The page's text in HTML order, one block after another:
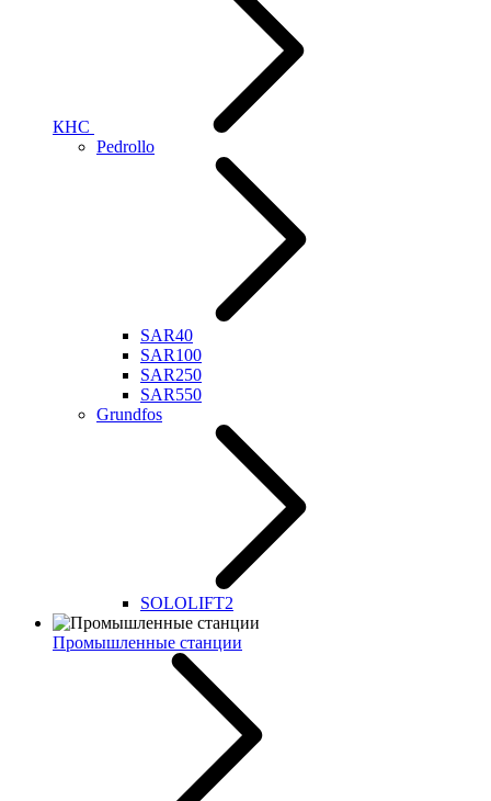
КНС
Pedrollo
SAR40
SAR100
SAR250
SAR550
Grundfos
SOLOLIFT2
Промышленные станции